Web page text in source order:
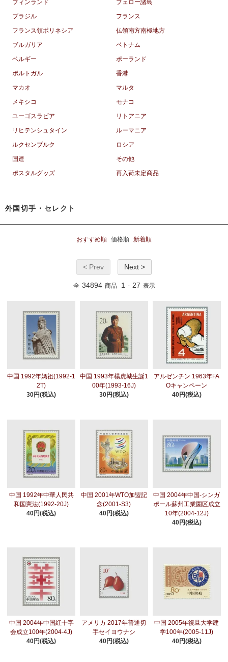
フィンランド
フェロー諸島
ブラジル
フランス
フランス領ポリネシア
仏領南方南極地方
ブルガリア
ベトナム
ベルギー
ポーランド
ポルトガル
香港
マカオ
マルタ
メキシコ
モナコ
ユーゴスラビア
リトアニア
リヒテンシュタイン
ルーマニア
ルクセンブルク
ロシア
国連
その他
ポスタルグッズ
再入荷未定商品
外国切手・セレクト
おすすめ順 価格順 新着順
< Prev Next >
全 34894 商品 1 - 27 表示
中国 1992年媽祖(1992-1
2T)
30円(税込)
中国 1993年楊虎城生誕1
00年(1993-16J)
30円(税込)
アルゼンチン 1963年FA
Oキャンペーン
40円(税込)
中国 1992年中華人民共
和国憲法(1992-20J)
40円(税込)
中国 2001年WTO加盟記
念(2001-S3)
40円(税込)
中国 2004年中国-シンガ
ポール蘇州工業園区成立
10年(2004-12J)
40円(税込)
中国 2004年中国紅十字
会成立100年(2004-4J)
40円(税込)
アメリカ 2017年普通切
手セイヨウナシ
40円(税込)
中国 2005年復旦大学建
学100年(2005-11J)
40円(税込)